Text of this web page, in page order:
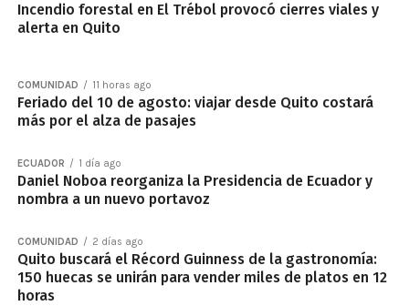
Incendio forestal en El Trébol provocó cierres viales y
alerta en Quito
COMUNIDAD 11 horas ago
Feriado del 10 de agosto: viajar desde Quito costará
más por el alza de pasajes
ECUADOR 1 día ago
Daniel Noboa reorganiza la Presidencia de Ecuador y
nombra a un nuevo portavoz
COMUNIDAD 2 días ago
Quito buscará el Récord Guinness de la gastronomía:
150 huecas se unirán para vender miles de platos en 12
horas